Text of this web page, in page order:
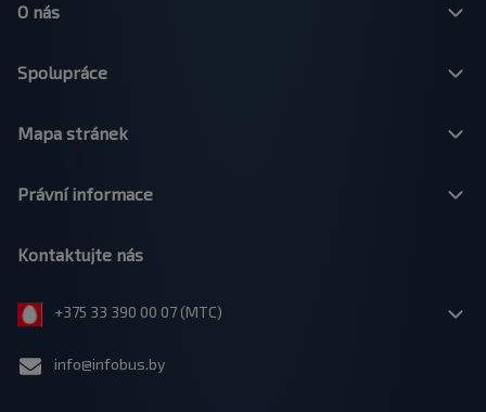
O nás
Spolupráce
Mapa stránek
Právní informace
Kontaktujte nás
+375 33 390 00 07 (МТС)
info@infobus.by